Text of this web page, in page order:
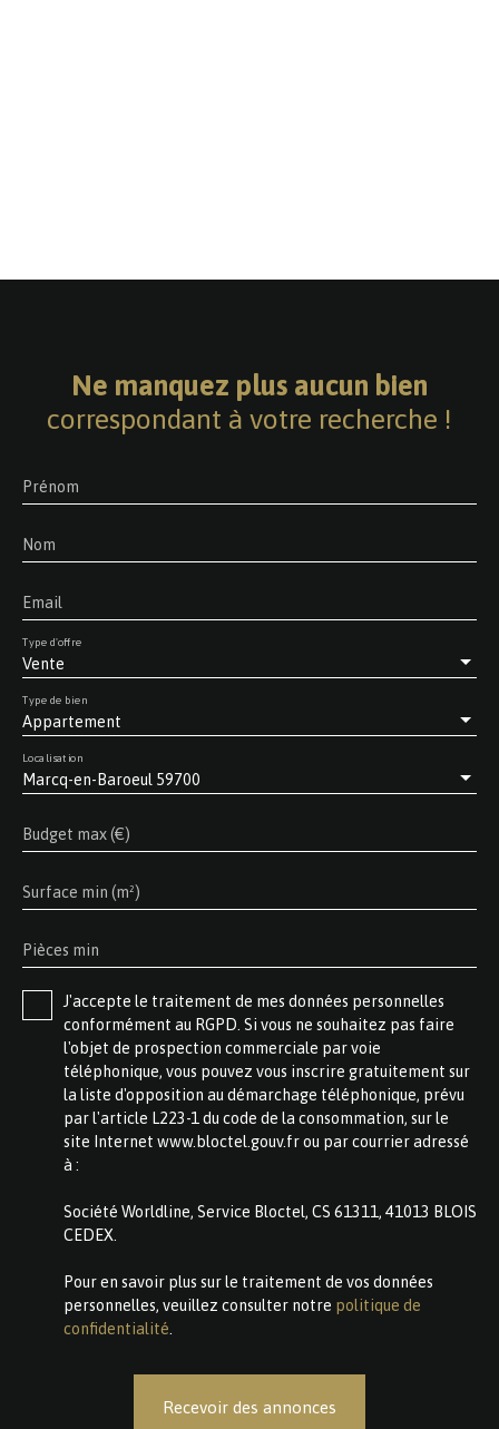
Ne manquez plus aucun bien
correspondant à votre recherche !
Prénom
Nom
Email
Vente
Type d'offre
Appartement
Type de bien
Marcq-en-Baroeul 59700
Localisation
Budget max (€)
Surface min (m²)
Pièces min
J'accepte le traitement de mes données personnelles
conformément au RGPD. Si vous ne souhaitez pas faire
l'objet de prospection commerciale par voie
téléphonique, vous pouvez vous inscrire gratuitement sur
la liste d'opposition au démarchage téléphonique, prévu
par l'article L223-1 du code de la consommation, sur le
site Internet www.bloctel.gouv.fr ou par courrier adressé
à :
Société Worldline, Service Bloctel, CS 61311, 41013 BLOIS
CEDEX.
Pour en savoir plus sur le traitement de vos données
personnelles, veuillez consulter notre politique de
confidentialité
Recevoir des annonces